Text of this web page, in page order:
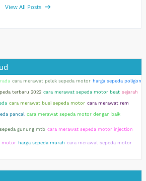
View All Posts
cara merawat pelek sepeda motor harga sepeda poligon
terbaru 2022 cara merawat sepeda motor beat sejarah
cara merawat busi sepeda motor cara merawat rem
pancal cara merawat sepeda motor dengan baik
sepeda gunung mtb cara merawat sepeda motor injection
motor harga sepeda murah cara merawat sepeda motor